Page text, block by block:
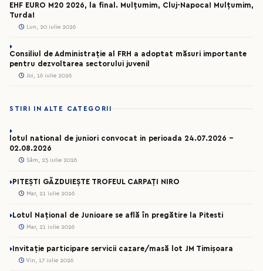
EHF EURO M20 2026, la final. Mulțumim, Cluj-Napoca! Mulțumim,
Turda!
Lun, 20 iulie 2026
Consiliul de Administrație al FRH a adoptat măsuri importante
pentru dezvoltarea sectorului juvenil
Joi, 16 iulie 2026
STIRI IN ALTE CATEGORII
lotul national de juniori convocat in perioada 24.07.2026 –
02.08.2026
Sâm, 25 iulie 2026
PITEȘTI GĂZDUIEȘTE TROFEUL CARPAȚI NIRO
Mar, 21 iulie 2026
Lotul Național de Junioare se află în pregătire la Pitesti
Mar, 21 iulie 2026
Invitație participare servicii cazare/masă lot JM Timișoara
Vin, 17 iulie 2026